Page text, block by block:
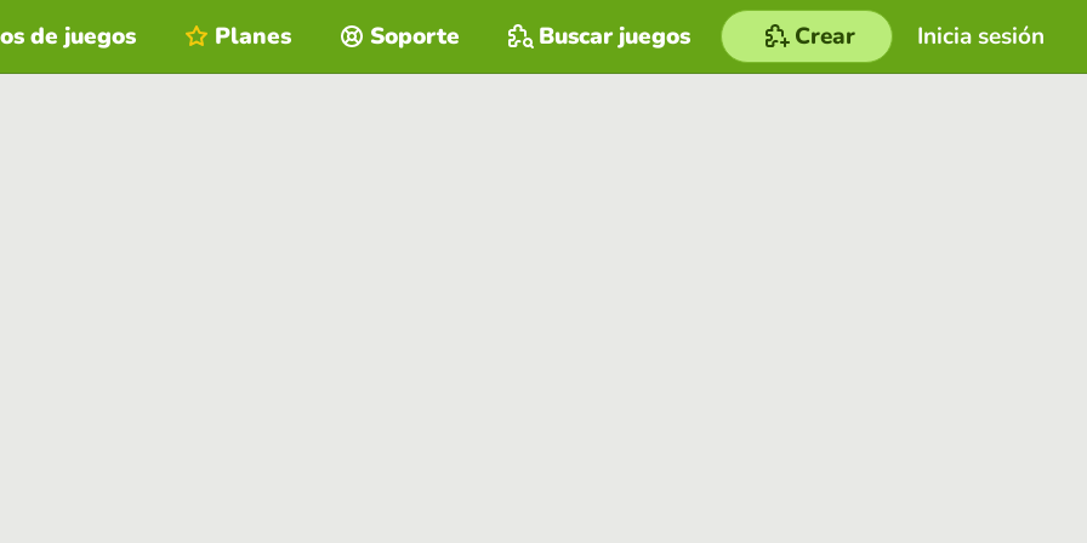
Inicia sesión
de juegos Planes Soporte Buscar juegos Crear